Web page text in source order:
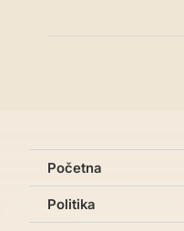
Početna
Politika